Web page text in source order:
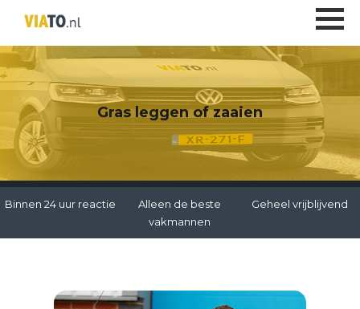
Gras leggen of zaaien
Binnen 24 uur reactie
Alleen de beste
vakmannen
Geheel vrijblijvend